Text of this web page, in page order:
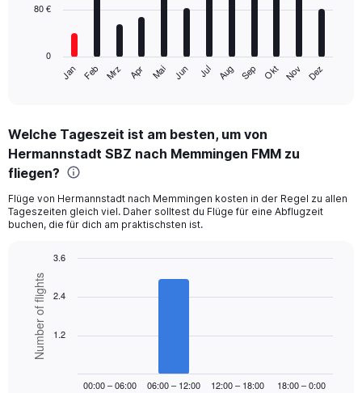
The
Range:
12
categories.
The
chart
has
1
displaying
values.
Range:
240.
Jan Feb Mrz Apr Mai Jun Jul Aug Sep Okt Nov Dez
0
80 €
Welche Tageszeit ist am besten, um von
Hermannstadt SBZ nach Memmingen FMM zu
fliegen?
Flüge von Hermannstadt nach Memmingen kosten in der Regel zu allen
Tageszeiten gleich viel. Daher solltest du Flüge für eine Abflugzeit
buchen, die für dich am praktischsten ist.
Bar
chart
with
bars.
The
Chart
graphic.
Number of flights
00:00 – 06:00 06:00 – 12:00 12:00 – 18:00 18:00 – 0:00
1.2
2.4
3.6